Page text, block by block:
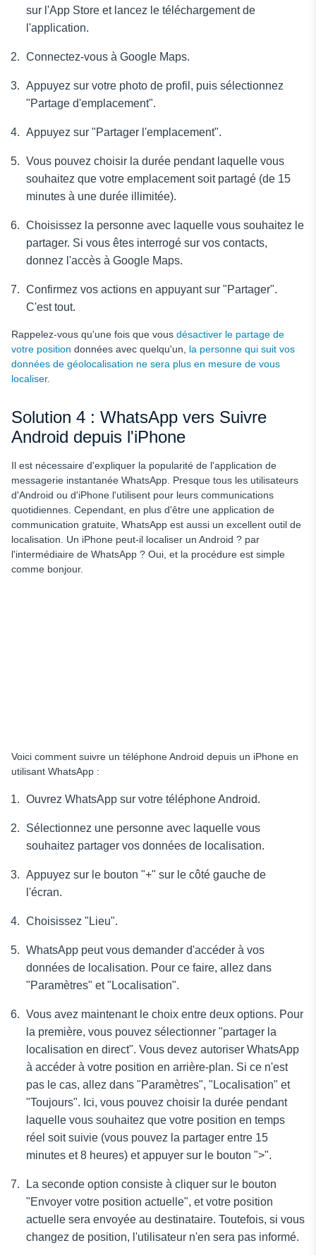
sur l'App Store et lancez le téléchargement de
l'application.
Connectez-vous à Google Maps.
Appuyez sur votre photo de profil, puis sélectionnez
"Partage d'emplacement".
Appuyez sur "Partager l'emplacement".
Vous pouvez choisir la durée pendant laquelle vous
souhaitez que votre emplacement soit partagé (de 15
minutes à une durée illimitée).
Choisissez la personne avec laquelle vous souhaitez le
partager. Si vous êtes interrogé sur vos contacts,
donnez l'accès à Google Maps.
Confirmez vos actions en appuyant sur "Partager".
C'est tout.
Rappelez-vous qu'une fois que vous désactiver le partage de
votre position données avec quelqu'un, la personne qui suit vos
données de géolocalisation ne sera plus en mesure de vous
localiser.
Solution 4 : WhatsApp vers Suivre
Android depuis l'iPhone
Il est nécessaire d'expliquer la popularité de l'application de
messagerie instantanée WhatsApp. Presque tous les utilisateurs
d'Android ou d'iPhone l'utilisent pour leurs communications
quotidiennes. Cependant, en plus d'être une application de
communication gratuite, WhatsApp est aussi un excellent outil de
localisation. Un iPhone peut-il localiser un Android ? par
l'intermédiaire de WhatsApp ? Oui, et la procédure est simple
comme bonjour.
Voici comment suivre un téléphone Android depuis un iPhone en
utilisant WhatsApp :
Ouvrez WhatsApp sur votre téléphone Android.
Sélectionnez une personne avec laquelle vous
souhaitez partager vos données de localisation.
Appuyez sur le bouton "+" sur le côté gauche de
l'écran.
Choisissez "Lieu".
WhatsApp peut vous demander d'accéder à vos
données de localisation. Pour ce faire, allez dans
"Paramètres" et "Localisation".
Vous avez maintenant le choix entre deux options. Pour
la première, vous pouvez sélectionner "partager la
localisation en direct". Vous devez autoriser WhatsApp
à accéder à votre position en arrière-plan. Si ce n'est
pas le cas, allez dans "Paramètres", "Localisation" et
"Toujours". Ici, vous pouvez choisir la durée pendant
laquelle vous souhaitez que votre position en temps
réel soit suivie (vous pouvez la partager entre 15
minutes et 8 heures) et appuyer sur le bouton ">".
La seconde option consiste à cliquer sur le bouton
"Envoyer votre position actuelle", et votre position
actuelle sera envoyée au destinataire. Toutefois, si vous
changez de position, l'utilisateur n'en sera pas informé.